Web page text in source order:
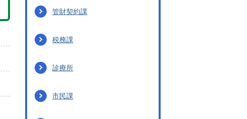
管財契約課
税務課
診療所
市民課